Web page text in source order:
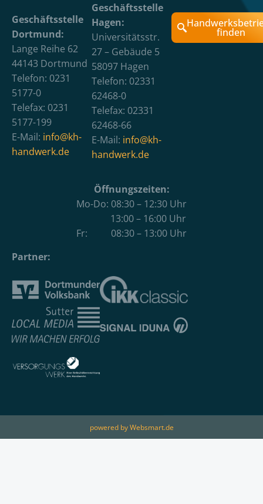
Geschäftsstelle
Dortmund:
Lange Reihe 62
44143 Dortmund
Telefon: 0231
5177-0
Telefax: 0231
5177-199
E-Mail: info@kh-
handwerk.de
Geschäftsstelle
Hagen:
Universitätsstr.
27 – Gebäude 5
58097 Hagen
Telefon: 02331
62468-0
Telefax: 02331
62468-66
E-Mail: info@kh-
handwerk.de
finden
Öffnungszeiten:
Mo-Do: 08:30 – 12:30 Uhr
13:00 – 16:00 Uhr
Fr: 08:30 – 13:00 Uhr
Partner:
powered by Websmart.de